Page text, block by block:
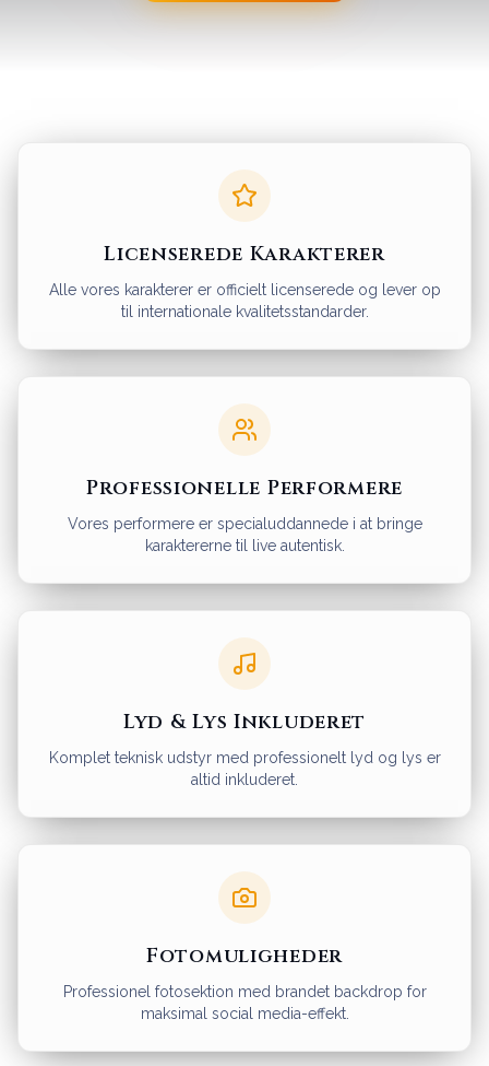
Licenserede Karakterer
Alle vores karakterer er officielt licenserede og lever op
til internationale kvalitetsstandarder.
Professionelle Performere
Vores performere er specialuddannede i at bringe
karaktererne til live autentisk.
Lyd & Lys Inkluderet
Komplet teknisk udstyr med professionelt lyd og lys er
altid inkluderet.
Fotomuligheder
Professionel fotosektion med brandet backdrop for
maksimal social media-effekt.